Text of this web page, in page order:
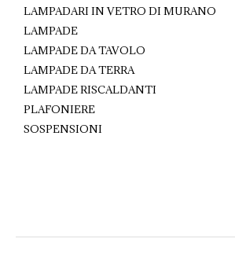
LAMPADARI IN VETRO DI MURANO
LAMPADE
LAMPADE DA TAVOLO
LAMPADE DA TERRA
LAMPADE RISCALDANTI
PLAFONIERE
SOSPENSIONI